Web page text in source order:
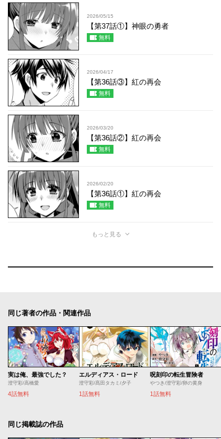
2026/05/15
【第37話①】神眼の勇者
無料
2026/04/17
【第36話③】紅の再会
無料
2026/03/20
【第36話②】紅の再会
無料
2026/02/20
【第36話①】紅の再会
無料
もっと見る
同じ著者の作品・関連作品
実は俺、最強でした？
澄守彩/高橋愛
4話無料
エルディアス・ロード
澄守彩/髙田タカミ/夕子
1話無料
呪刻印の転生冒険者
やつき/澄守彩/卵の黄身
1話無料
同じ掲載誌の作品